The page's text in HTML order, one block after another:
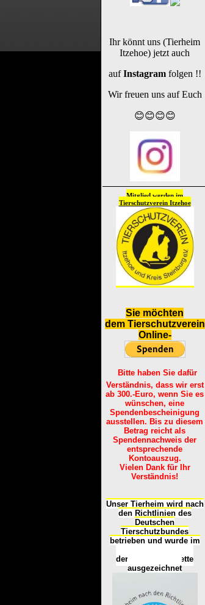
Ihr könnt uns (Tierheim
Itzehoe) jetzt auch
aufInstagramfolgen !!
Wir freuen uns auf Euch
😊😊😊😊
Mitglied werden im
Tierschutzverein Itzehoe
Sie möchten
dem Tierschutzverein
Online-
Bitte haben Sie dafür
Verständnis, dass wir erst
ab 300.-Euro, wenn Sie es
wünschen, eine
Spendenbescheinigung
ausstellen. Bis zu diesem
Betrag reicht als
Spendennachweis der
entsprechende
Kontoauszug.
Vielen Dank für Ihr
Verständnis!
Unser Tierheim wird nach
den Richtlinien des
Deutschen
Tierschutzbundes
betrieben und wurde im
der
Tierheimplakette
ausgezeichnet